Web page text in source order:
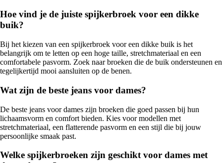
Hoe vind je de juiste spijkerbroek voor een dikke
buik?
Bij het kiezen van een spijkerbroek voor een dikke buik is het
belangrijk om te letten op een hoge taille, stretchmateriaal en een
comfortabele pasvorm. Zoek naar broeken die de buik ondersteunen en
tegelijkertijd mooi aansluiten op de benen.
Wat zijn de beste jeans voor dames?
De beste jeans voor dames zijn broeken die goed passen bij hun
lichaamsvorm en comfort bieden. Kies voor modellen met
stretchmateriaal, een flatterende pasvorm en een stijl die bij jouw
persoonlijke smaak past.
Welke spijkerbroeken zijn geschikt voor dames met